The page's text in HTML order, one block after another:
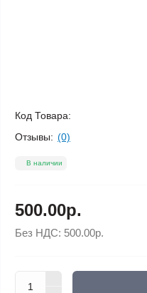
Код Товара:
Отзывы: (0)
В наличии
500.00р.
Без НДС: 500.00р.